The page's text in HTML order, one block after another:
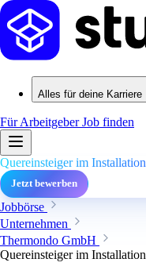
Alles für deine Karriere
Für ArbeitgeberJob finden
Quereinsteiger im
Jetzt bewerben
Jobbörse
Unternehmen
Thermondo GmbH
Quereinsteiger im